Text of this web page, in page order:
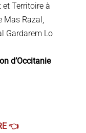
et Territoire à
Mas Razal,
Gardarem Lo
d’Occitanie
👈